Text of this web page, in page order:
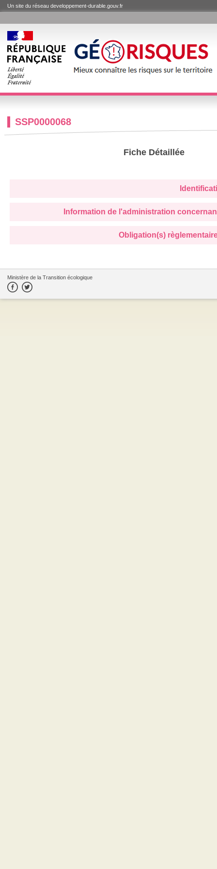
Un site du réseau developpement-durable.gouv.fr
SSP0000068
Fiche Détaillée
Information de l'administration
Obligation(s)
Ministère de la Transition écologique